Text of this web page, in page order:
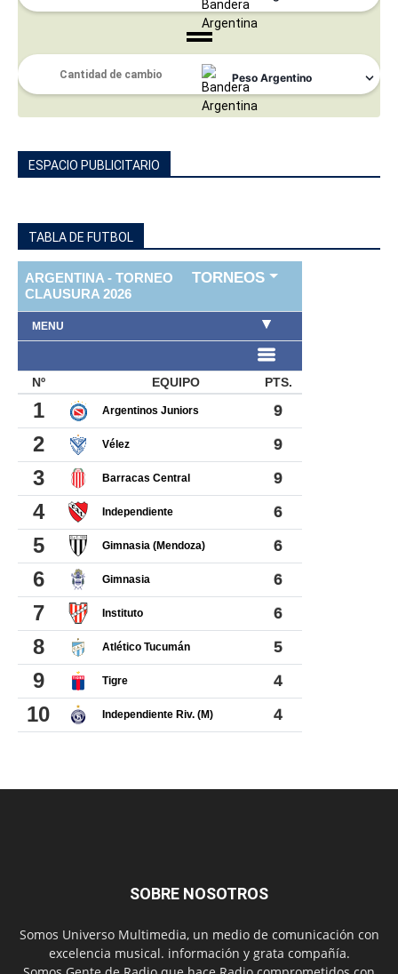
ESPACIO PUBLICITARIO
TABLA DE FUTBOL
SOBRE NOSOTROS
Somos Universo Multimedia, un medio de comunicación con
excelencia musical. información y grata compañía.